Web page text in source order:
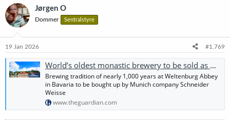
k
s
j
o
e
:
Jørgen O
Dommer Sentralstyre
19 Jan 2026 #1.769
World’s oldest monastic brewery to be sold as German beer sales slide
Brewing tradition of nearly 1,000 years at Weltenburg Abbey
in Bavaria to be bought up by Munich company Schneider
Weisse
www.theguardian.com